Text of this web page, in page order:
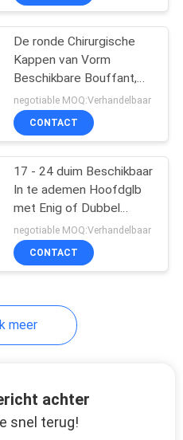
14
kn95-
De ronde Chirurgische
Kappen van Vorm
Beschikbare Bouffant,
Waterdichte Beschikbare
Hoofddekking
negotiable MOQ:Verhandelbaar
CONTACT
17 - 24 duim Beschikbaar
In te ademen Hoofdglb
met Enig of Dubbel
Elastisch Koord
negotiable MOQ:Verhandelbaar
CONTACT
meer
achter
snel terug!